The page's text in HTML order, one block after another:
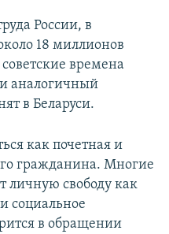
России, в
18 миллионов
времена
аналогичный
в Беларуси.
как почетная и
гражданина. Многие
личную свободу как
социальное
в обращении